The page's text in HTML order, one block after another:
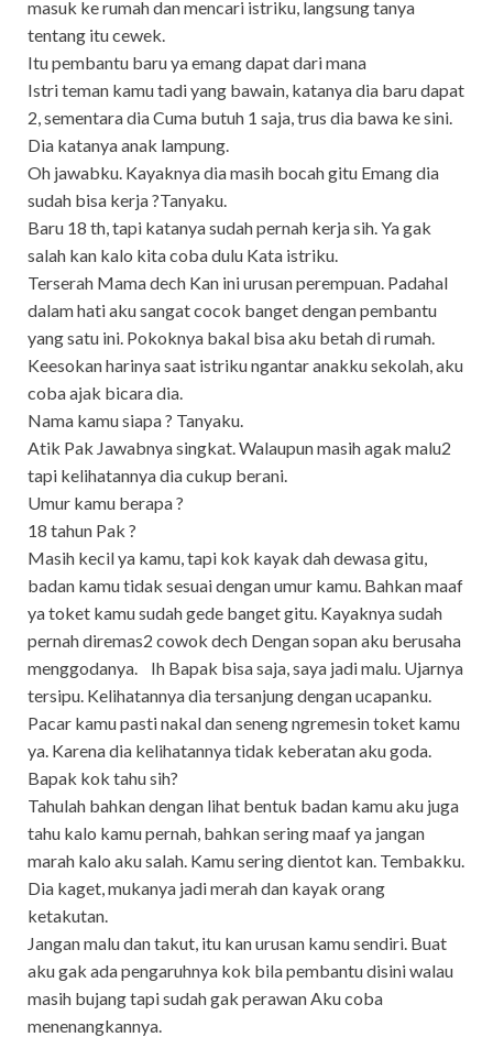
masuk ke rumah dan mencari istriku, langsung tanya
tentang itu cewek.
Itu pembantu baru ya emang dapat dari mana
Istri teman kamu tadi yang bawain, katanya dia baru dapat
2, sementara dia Cuma butuh 1 saja, trus dia bawa ke sini.
Dia katanya anak lampung.
Oh jawabku. Kayaknya dia masih bocah gitu Emang dia
sudah bisa kerja ?Tanyaku.
Baru 18 th, tapi katanya sudah pernah kerja sih. Ya gak
salah kan kalo kita coba dulu Kata istriku.
Terserah Mama dech Kan ini urusan perempuan. Padahal
dalam hati aku sangat cocok banget dengan pembantu
yang satu ini. Pokoknya bakal bisa aku betah di rumah.
Keesokan harinya saat istriku ngantar anakku sekolah, aku
coba ajak bicara dia.
Nama kamu siapa ? Tanyaku.
Atik Pak Jawabnya singkat. Walaupun masih agak malu2
tapi kelihatannya dia cukup berani.
Umur kamu berapa ?
18 tahun Pak ?
Masih kecil ya kamu, tapi kok kayak dah dewasa gitu,
badan kamu tidak sesuai dengan umur kamu. Bahkan maaf
ya toket kamu sudah gede banget gitu. Kayaknya sudah
pernah diremas2 cowok dech Dengan sopan aku berusaha
menggodanya. Ih Bapak bisa saja, saya jadi malu. Ujarnya
tersipu. Kelihatannya dia tersanjung dengan ucapanku.
Pacar kamu pasti nakal dan seneng ngremesin toket kamu
ya. Karena dia kelihatannya tidak keberatan aku goda.
Bapak kok tahu sih?
Tahulah bahkan dengan lihat bentuk badan kamu aku juga
tahu kalo kamu pernah, bahkan sering maaf ya jangan
marah kalo aku salah. Kamu sering dientot kan. Tembakku.
Dia kaget, mukanya jadi merah dan kayak orang
ketakutan.
Jangan malu dan takut, itu kan urusan kamu sendiri. Buat
aku gak ada pengaruhnya kok bila pembantu disini walau
masih bujang tapi sudah gak perawan Aku coba
menenangkannya.